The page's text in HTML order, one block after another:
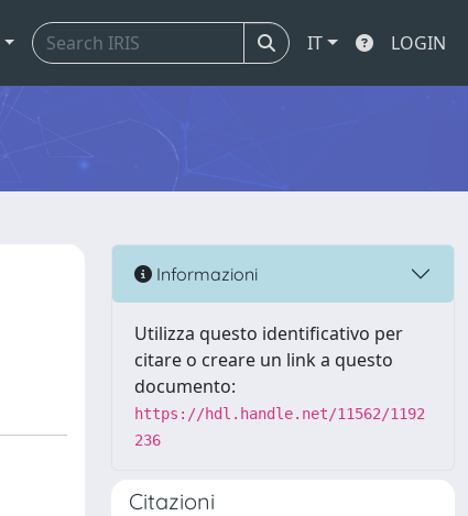
IT LOGIN
Informazioni
Utilizza questo identificativo per
citare o creare un link a questo
documento:
https://hdl.handle.net/11562/1192
236
Citazioni